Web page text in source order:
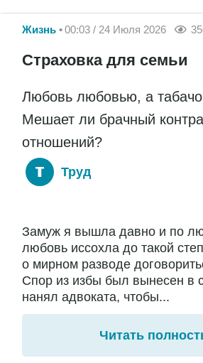
Жизнь 00:03 / 24 Июля 2026
Страховка для семьи
Любовь любовью, а
Мешает ли брачный
отношений?
Труд
Замуж я вышла давно и по
любовь иссохла до такой
о мирном разводе
Спор из избы был вынесен в
нанял адвоката, чтобы...
Читать